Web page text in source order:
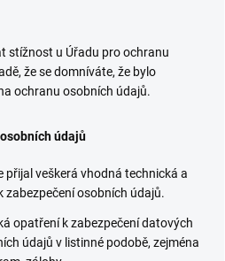
stížnost u Úřadu pro ochranu
že se domníváte, že bylo
ochranu osobních údajů.
údajů
přijal veškerá vhodná technická a
zabezpečení osobních údajů.
opatření k zabezpečení datových
údajů v listinné podobě, zejména